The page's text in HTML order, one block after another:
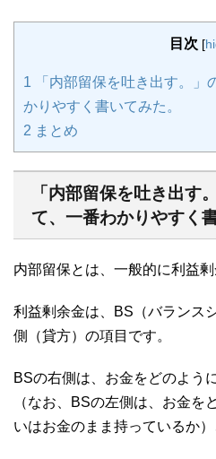
目次 [
1 「内部留保を吐き出す。」
かりやすく書いてみた。
2 まとめ
「内部留保を吐き出す
て、一番わかりやすく
内部留保とは、一般的に利益
利益剰余金は、BS（バランス
側（貸方）の項目です。
BSの右側は、お金をどのよう
（なお、BSの左側は、お金を
いはお金のまま持っているか）